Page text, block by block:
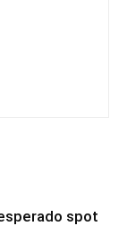
spot